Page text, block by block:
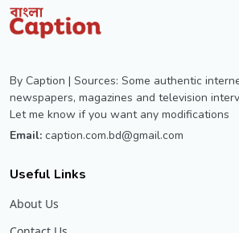
By Caption | Sources: Some authentic
newspapers, magazines and television
Let me know if you want any modifications
Email: caption.com.bd@gmail.com
Useful Links
About Us